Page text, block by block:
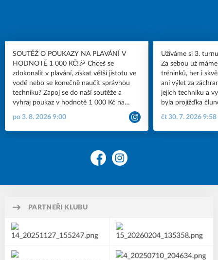
SOUTĚŽ O POUKAZY NA PLAVÁNÍ V
HODNOTĚ 1 000 KČ!🎉 Chceš se
zdokonalit v plavání, získat větší jistotu ve
vodě nebo se konečně naučit správnou
techniku? Zapoj se do naší soutěže a
vyhraj poukaz v hodnotě 1 000 Kč na
zapojit? 1. Sleduj náš profil na instagramu
@plavanikrokodyl 2. Do komentáře pod
náš klub v druhé polovině školního roku
2025/26 členů? 3. Soutěž je určená pro
🐊
po 3. 8. 2026 9:00
Užíváme si 3.
Za sebou už
tréninků, her i
ani výlet za
jejich techniku a
byla projížďka
čt 30. 7. 2026 9:58
FacebookInstagram
PARTNEŘI KLUBU